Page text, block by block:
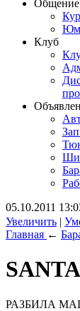
Общение
Клуб
05.10.2011
Увеличить |
Главная ←
РАЗБИЛА